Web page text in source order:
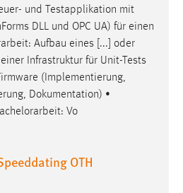
und Testapplikation mit
DLL und OPC UA) für einen
: Aufbau eines [...] oder
Infrastruktur für Unit-Tests
(Implementierung,
Dokumentation) •
: Vo
OTH